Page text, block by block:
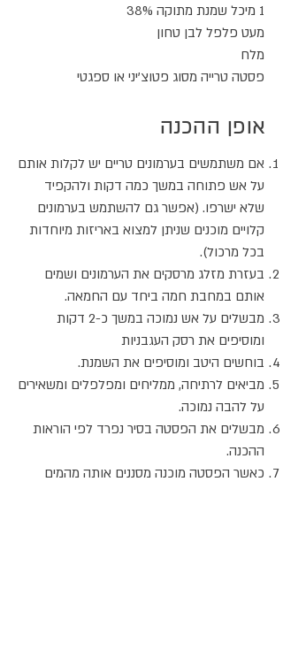
1 מיכל שמנת מתוקה 38%
מעט פלפל לבן טחון
מלח
פסטה טרייה מסוג פטוצ'יני או ספגטי
אופן ההכנה
אם משתמשים בערמונים טריים יש לקלות אותם
על אש פתוחה במשך כמה דקות ולהקפיד
שלא ישרפו. (אפשר גם להשתמש בערמונים
קלויים מוכנים שניתן למצוא באריזות מיוחדות
בכל מרכול).
בעזרת מזלג מרסקים את הערמונים ושמים
אותם במחבת חמה ביחד עם החמאה.
מבשלים על אש נמוכה במשך כ-2 דקות
ומוסיפים את רסק העגבניות
בוחשים היטב ומוסיפים את השמנת.
מביאים לרתיחה, ממליחים ומפלפלים ומשאירים
על להבה נמוכה.
מבשלים את הפסטה בסיר נפרד לפי הוראות
ההכנה.
כאשר הפסטה מוכנה מסננים אותה מהמים